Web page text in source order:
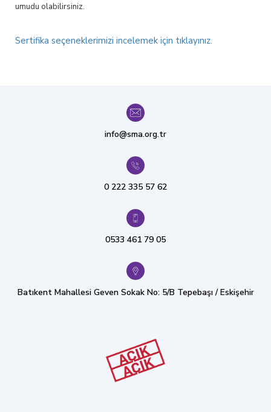
umudu olabilirsiniz.
Sertifika seçeneklerimizi incelemek için tıklayınız.
info@sma.org.tr
0 222 335 57 62
0533 461 79 05
Batıkent Mahallesi Geven Sokak No: 5/B Tepebaşı / Eskişehir